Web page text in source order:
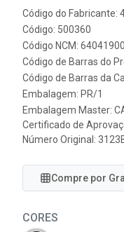
Código do Fabricante:
Código: 500360
Código NCM: 64041900
Código de Barras do
Código de Barras da
Embalagem: PR/1
Embalagem Master:
Certificado de
Número Original:
Compre por
CORES